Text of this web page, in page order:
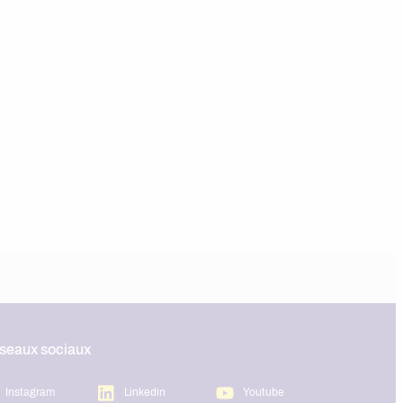
sociaux
Instagram Linkedin Youtube